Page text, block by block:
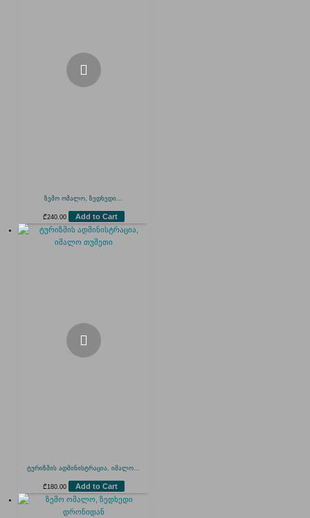
ზემო ომალო, ზედხედი...
₾240.00 Add to Cart
ტურიზმის ადმინისტრაცია, იმალო...
₾ 180.00 Add to Cart